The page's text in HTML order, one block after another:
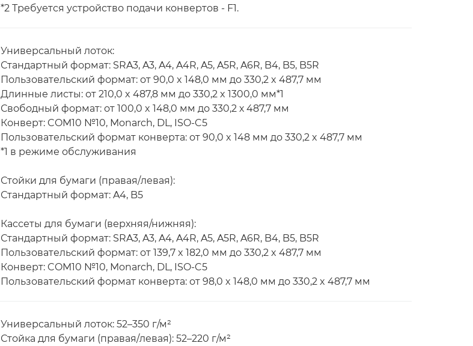
*2 Требуется устройство подачи конвертов - F1.
Универсальный лоток:
Стандартный формат: SRA3, A3, A4, A4R, A5, A5R, A6R, B4, B5, B5R
Пользовательский формат: от 90,0 x 148,0 мм до 330,2 x 487,7 мм
Длинные листы: от 210,0 x 487,8 мм до 330,2 x 1300,0 мм*1
Свободный формат: от 100,0 x 148,0 мм до 330,2 х 487,7 мм
Конверт: COM10 №10, Monarch, DL, ISO-C5
Пользовательский формат конверта: от 90,0 x 148 мм до 330,2 x 487,7 мм
*1 в режиме обслуживания
Стойки для бумаги (правая/левая):
Стандартный формат: A4, B5
Кассеты для бумаги (верхняя/нижняя):
Стандартный формат: SRA3, A3, A4, A4R, A5, A5R, A6R, B4, B5, B5R
Пользовательский формат: от 139,7 x 182,0 мм до 330,2 x 487,7 мм
Конверт: COM10 №10, Monarch, DL, ISO-C5
Пользовательский формат конверта: от 98,0 x 148,0 мм до 330,2 x 487,7 мм
Универсальный лоток: 52–350 г/м²
Стойка для бумаги (правая/левая): 52–220 г/м²